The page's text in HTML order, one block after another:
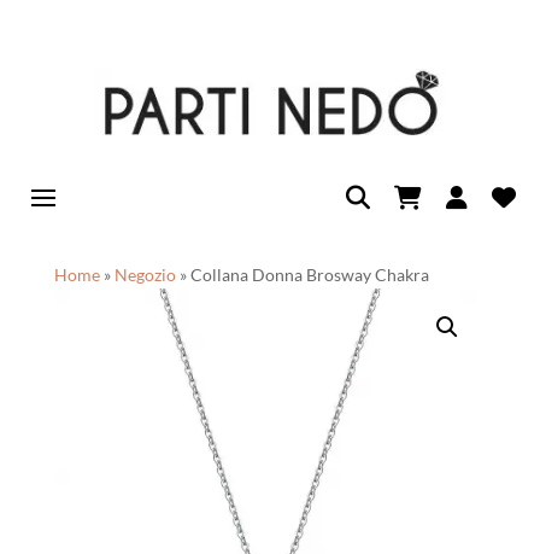
Home» Negozio»Collana Donna Brosway Chakra